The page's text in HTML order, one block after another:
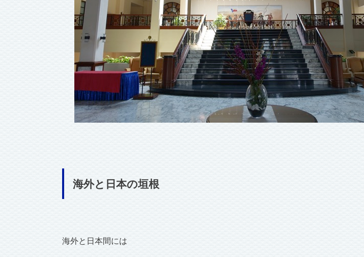
海外と日本の垣根
海外と日本間には